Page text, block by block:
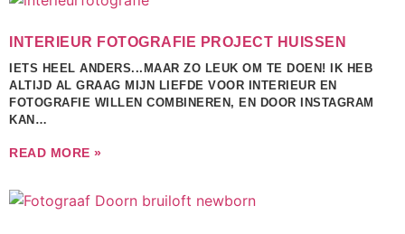
INTERIEUR FOTOGRAFIE PROJECT HUISSEN
IETS HEEL ANDERS...MAAR ZO LEUK OM TE DOEN! IK HEB
ALTIJD AL GRAAG MIJN LIEFDE VOOR INTERIEUR EN
FOTOGRAFIE WILLEN COMBINEREN, EN DOOR INSTAGRAM
KAN…
READ MORE »